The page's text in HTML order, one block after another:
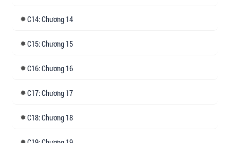
14: Chương 14
15: Chương 15
16: Chương 16
17: Chương 17
18: Chương 18